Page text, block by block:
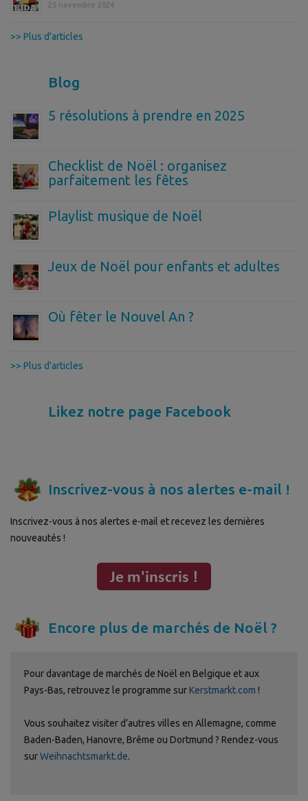
25 novembre 2024
>> Plus d'articles
Blog
5 résolutions à prendre en 2025
Checklist de Noël : organisez
parfaitement les fêtes
Playlist musique de Noël
Jeux de Noël pour enfants et adultes
Où fêter le Nouvel An ?
>> Plus d'articles
Likez notre page Facebook
Inscrivez-vous à nos alertes e-mail !
Inscrivez-vous à nos alertes e-mail et recevez les dernières
nouveautés !
Encore plus de marchés de Noël ?
Pour davantage de marchés de Noël en Belgique et aux
Pays-Bas, retrouvez le programme surKerstmarkt.com !
Vous souhaitez visiter d’autres villes en Allemagne, comme
Baden-Baden, Hanovre, Brême ou Dortmund ? Rendez-vous
surWeihnachtsmarkt.de.